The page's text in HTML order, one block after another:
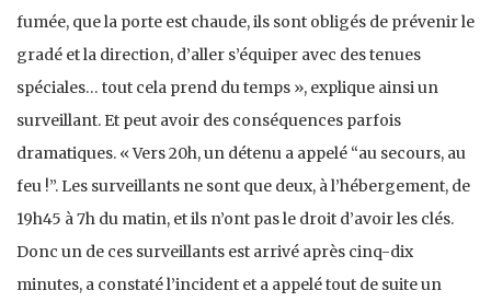
fumée, que la porte est chaude, ils sont obligés de prévenir le
gradé et la direction, d’aller s’équiper avec des tenues
spéciales… tout cela prend du temps », explique ainsi un
surveillant. Et peut avoir des conséquences parfois
dramatiques. « Vers 20h, un détenu a appelé “au secours, au
feu !”. Les surveillants ne sont que deux, à l’hébergement, de
19h45 à 7h du matin, et ils n’ont pas le droit d’avoir les clés.
Donc un de ces surveillants est arrivé après cinq-dix
minutes, a constaté l’incident et a appelé tout de suite un